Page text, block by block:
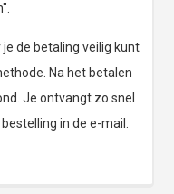
de betaling veilig kunt
Na het betalen
Je ontvangt zo snel
in de e-mail.